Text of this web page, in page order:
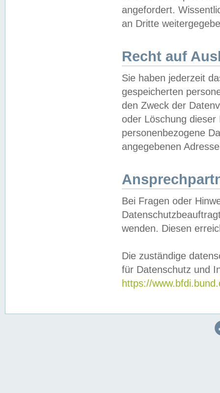
angefordert.
an Dritte
Recht auf
Sie haben jederzeit
gespeicherten
den Zweck der
oder Löschung
personenbezogene
angegebenen
Bei Fragen oder
wenden. Diesen
Die zuständige
für Datenschutz und
https://